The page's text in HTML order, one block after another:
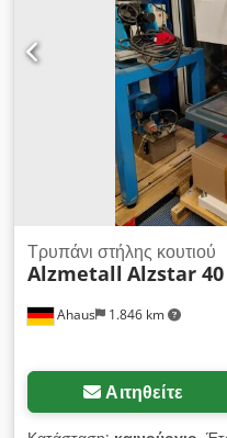
Ahaus 1.846 km
Τρυπάνι στήλης κουτιού
Alzmetall Alzstar 40
Αιτηθείτε